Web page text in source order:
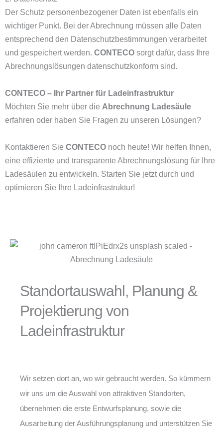
Der Schutz personenbezogener Daten ist ebenfalls ein
wichtiger Punkt. Bei der Abrechnung müssen alle Daten
entsprechend den Datenschutzbestimmungen verarbeitet
und gespeichert werden. CONTECO sorgt dafür, dass Ihre
Abrechnungslösungen datenschutzkonform sind.
CONTECO – Ihr Partner für Ladeinfrastruktur
Möchten Sie mehr über die Abrechnung Ladesäule
erfahren oder haben Sie Fragen zu unseren Lösungen?
Kontaktieren Sie CONTECO noch heute! Wir helfen Ihnen,
eine effiziente und transparente Abrechnungslösung für Ihre
Ladesäulen zu entwickeln. Starten Sie jetzt durch und
optimieren Sie Ihre Ladeinfrastruktur!
Standortauswahl, Planung &
Projektierung von
Ladeinfrastruktur
Wir setzen dort an, wo wir gebraucht werden. So kümmern
wir uns um die Auswahl von attraktiven Standorten,
übernehmen die erste Entwurfsplanung, sowie die
Ausarbeitung der Ausführungsplanung und unterstützen Sie